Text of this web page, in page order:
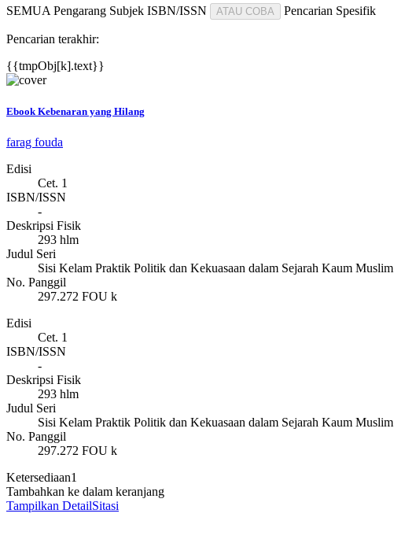
SEMUA Pengarang Subjek ISBN/ISSN ATAU COBA Pencarian Spesifik
Pencarian terakhir:
{{tmpObj[k].text}}
Ebook Kebenaran yang Hilang
farag fouda
Edisi
Cet. 1
ISBN/ISSN
-
Deskripsi Fisik
293 hlm
Judul Seri
Sisi Kelam Praktik Politik dan Kekuasaan dalam Sejarah Kaum Muslim
No. Panggil
297.272 FOU k
Edisi
Cet. 1
ISBN/ISSN
-
Deskripsi Fisik
293 hlm
Judul Seri
Sisi Kelam Praktik Politik dan Kekuasaan dalam Sejarah Kaum Muslim
No. Panggil
297.272 FOU k
Ketersediaan1
Tambahkan ke dalam keranjang
Tampilkan DetailSitasi